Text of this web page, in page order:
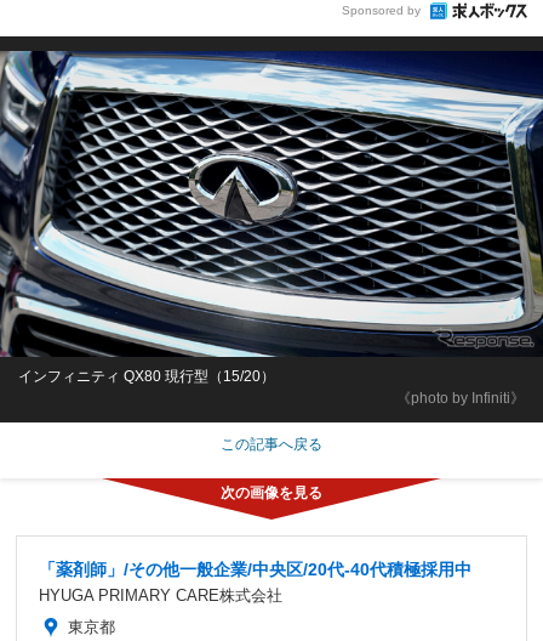
Sponsored by
《photo by Infiniti》
インフィニティ QX80 現行型（15/20）
この記事へ戻る
「薬剤師」/その他一般企業/中央区/20代-40代積極採用中
HYUGA PRIMARY CARE株式会社
東京都